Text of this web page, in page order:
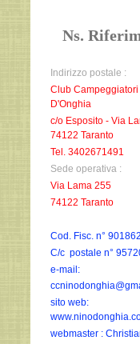
Ns.
Indirizzo postale :
Club Campeggiatori
D'Onghia
c/o Esposito - Via
74122 Taranto
Tel. 3402671491
Sede operativa :
Via Lama 255
74122 Taranto
Cod. Fisc. n°
C/c postale n°
e-mail:
sito web:
webmaster :